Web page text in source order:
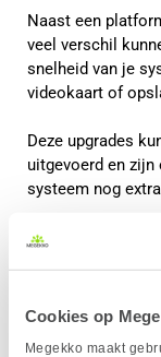
Cookies op
Megekko maakt
Naast een
veel verschil
snelheid van je
videokaart of
Deze upgrades
uitgevoerd en zijn
systeem nog